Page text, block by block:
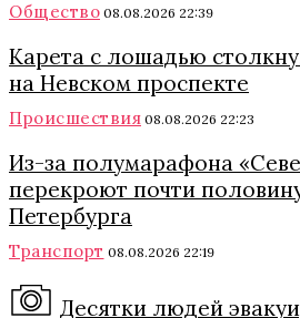
Общество 08.08.2026 22:39
Карета с лошадью
на Невском проспекте
Происшествия 08.08.2026 22:23
Из-за полумарафона
перекроют почти
Петербурга
Транспорт 08.08.2026 22:19
Десятки людей